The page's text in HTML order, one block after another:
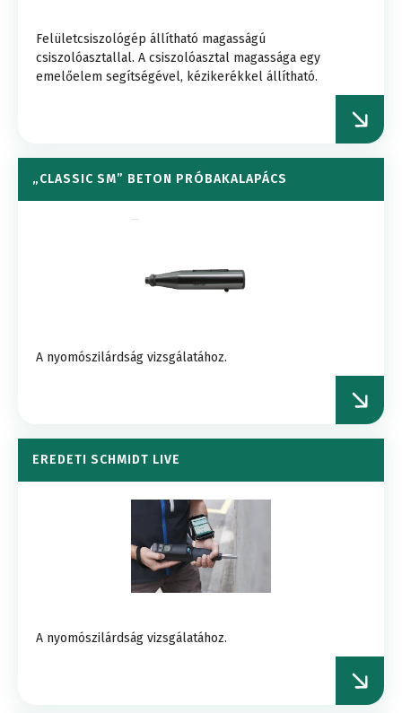
Felületcsiszológép állítható magasságú
csiszolóasztallal. A csiszolóasztal magassága egy
emelőelem segítségével, kézikerékkel állítható.
„CLASSIC SM” BETON PRÓBAKALAPÁCS
A nyomószilárdság vizsgálatához.
EREDETI SCHMIDT LIVE
A nyomószilárdság vizsgálatához.